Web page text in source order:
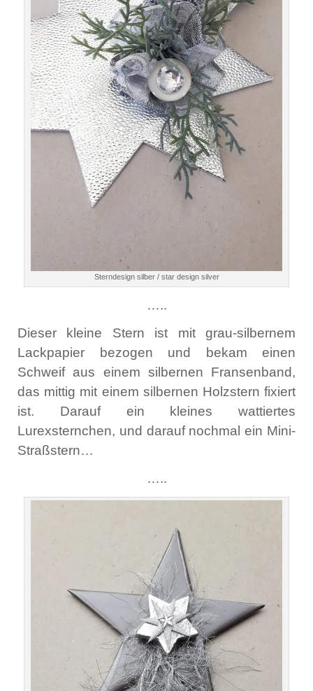
Sterndesign silber / star design silver
…..
Dieser kleine Stern ist mit grau-silbernem
Lackpapier bezogen und bekam einen
Schweif aus einem silbernen Fransenband,
das mittig mit einem silbernen Holzstern fixiert
ist. Darauf ein kleines wattiertes
Lurexsternchen, und darauf nochmal ein Mini-
Straßstern…
…..